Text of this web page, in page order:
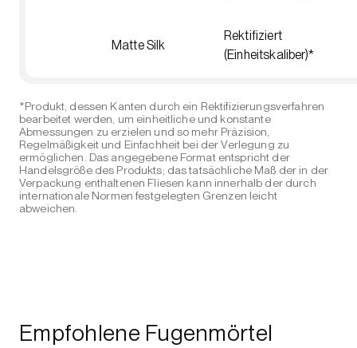
Matte Silk
Rektifiziert
(Einheitskaliber)*
*Produkt, dessen Kanten durch ein Rektifizierungsverfahren
bearbeitet werden, um einheitliche und konstante
Abmessungen zu erzielen und so mehr Präzision,
Regelmäßigkeit und Einfachheit bei der Verlegung zu
ermöglichen. Das angegebene Format entspricht der
Handelsgröße des Produkts; das tatsächliche Maß der in der
Verpackung enthaltenen Fliesen kann innerhalb der durch
internationale Normen festgelegten Grenzen leicht
abweichen.
Empfohlene Fugenmörtel